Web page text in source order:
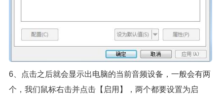
6、点击之后就会显示出电脑的当前音频设备，一般会有两
个，我们鼠标右击并点击【启用】，两个都要设置为启